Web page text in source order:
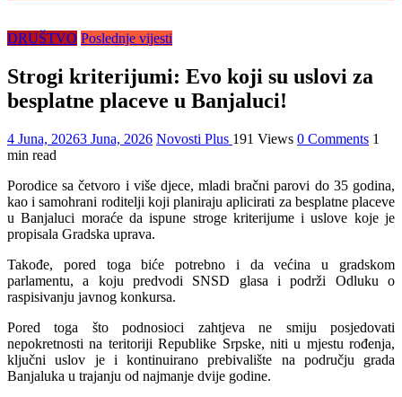
DRUŠTVO Poslednje vijesti
Strogi kriterijumi: Evo koji su uslovi za
besplatne placeve u Banjaluci!
4 Juna, 20263 Juna, 2026 Novosti Plus 191 Views 0 Comments 1
min read
Porodice sa četvoro i više djece, mladi bračni parovi do 35 godina,
kao i samohrani roditelji koji planiraju aplicirati za besplatne placeve
u Banjaluci moraće da ispune stroge kriterijume i uslove koje je
propisala Gradska uprava.
Takođe, pored toga biće potrebno i da većina u gradskom
parlamentu, a koju predvodi SNSD glasa i podrži Odluku o
raspisivanju javnog konkursa.
Pored toga što podnosioci zahtjeva ne smiju posjedovati
nepokretnosti na teritoriji Republike Srpske, niti u mjestu rođenja,
ključni uslov je i kontinuirano prebivalište na području grada
Banjaluka u trajanju od najmanje dvije godine.